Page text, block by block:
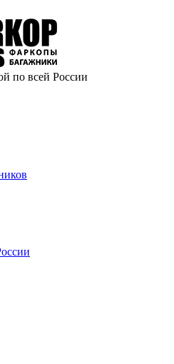
по всей России